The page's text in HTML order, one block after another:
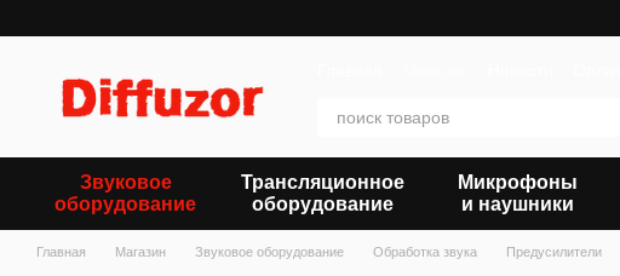
Звуковое
оборудование
Трансляционное
оборудование
Микрофоны
и наушники
Главная Магазин Звуковое оборудование Обработка звука Предусилители